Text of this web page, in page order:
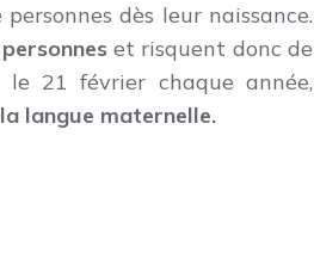
dès leur naissance.
et risquent donc de
le 21 février chaque année,
langue maternelle.